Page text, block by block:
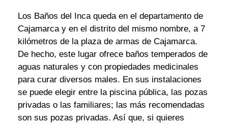
Los Baños del Inca queda en el departamento de
Cajamarca y en el distrito del mismo nombre, a 7
kilómetros de la plaza de armas de Cajamarca.
De hecho, este lugar ofrece baños temperados de
aguas naturales y con propiedades medicinales
para curar diversos males. En sus instalaciones
se puede elegir entre la piscina pública, las pozas
privadas o las familiares; las más recomendadas
son sus pozas privadas. Así que, si quieres